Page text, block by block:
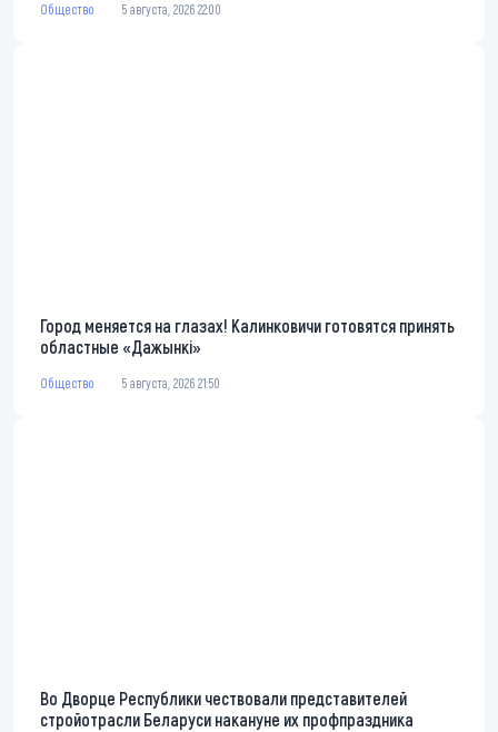
Общество 5 августа, 2026 22:00
Город меняется на глазах! Калинковичи готовятся принять
областные «Дажынкі»
Общество 5 августа, 2026 21:50
Во Дворце Республики чествовали представителей
стройотрасли Беларуси накануне их профпраздника